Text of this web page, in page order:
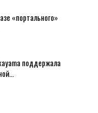
«портального»
поддержала